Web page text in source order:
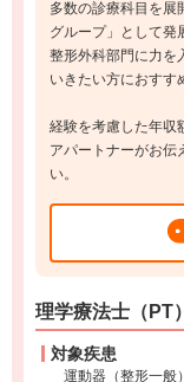
多数の診療科目を展
グループ」として発
整形外科部門に力を
いきたい方におすす
経験を考慮した年収
アパートナーがお伝
い。
理学療法士（PT
対象疾患
運動器（整形一般）